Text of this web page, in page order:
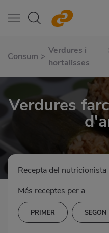
Consum >
Verdures i
hortalisses
Verdures
Recepta del nutricionista
Més receptes per a
PRIMER SEGON